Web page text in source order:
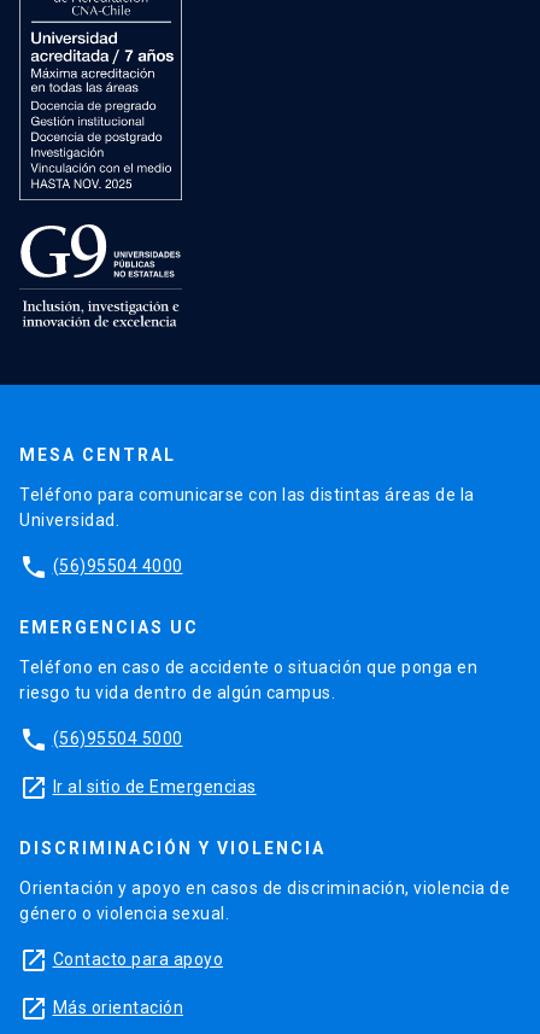
MESA CENTRAL
Teléfono para comunicarse con las distintas áreas de la
Universidad.
phone (56)95504 4000
EMERGENCIAS UC
Teléfono en caso de accidente o situación que ponga en
riesgo tu vida dentro de algún campus.
phone (56)95504 5000
launch Ir al sitio de Emergencias
DISCRIMINACIÓN Y VIOLENCIA
Orientación y apoyo en casos de discriminación, violencia de
género o violencia sexual.
launch Contacto para apoyo
launch Más orientación